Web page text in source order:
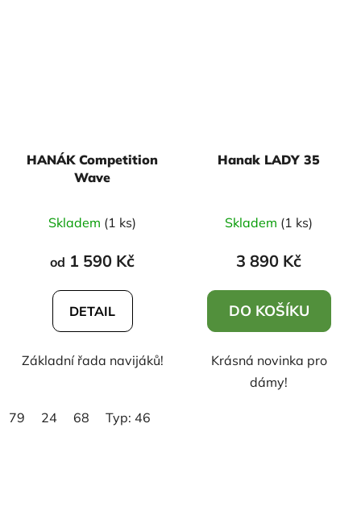
HANÁK Competition
Wave
Skladem (1 ks)
od 1 590 Kč
DETAIL
Základní řada navijáků!
79 24 68 Typ: 46
Hanak LADY 35
Skladem (1 ks)
3 890 Kč
DO KOŠÍKU
Krásná novinka pro
dámy!